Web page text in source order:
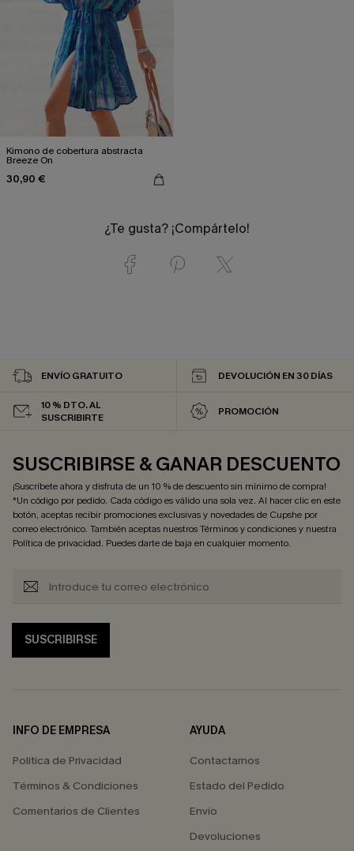
Kimono de cobertura abstracta
Breeze On
30,90 €
¿Te gusta? ¡Compártelo!
ENVÍO GRATUITO DEVOLUCIÓN EN 30 DÍAS
10 % DTO. AL
SUSCRIBIRTE
PROMOCIÓN
SUSCRIBIRSE & GANAR DESCUENTO
¡Suscríbete ahora y disfruta de un 10 % de descuento sin mínimo de compra!
*Un código por pedido. Cada código es válido una sola vez. Al hacer clic en este
botón, aceptas recibir promociones exclusivas y novedades de Cupshe por
correo electrónico. También aceptas nuestrosTérminos y condicionesy nuestra
Política de privacidad. Puedes darte de baja en cualquier momento.
SUSCRIBIRSE
INFO DE EMPRESA
Política de Privacidad
Términos & Condiciones
Comentarios de Clientes
AYUDA
Contactarnos
Estado del Pedido
Envío
Devoluciones